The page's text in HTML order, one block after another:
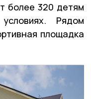
более 320 детям
Рядом
площадка